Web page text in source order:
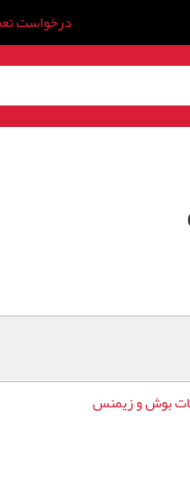
درخواست
بوش و زیمنس